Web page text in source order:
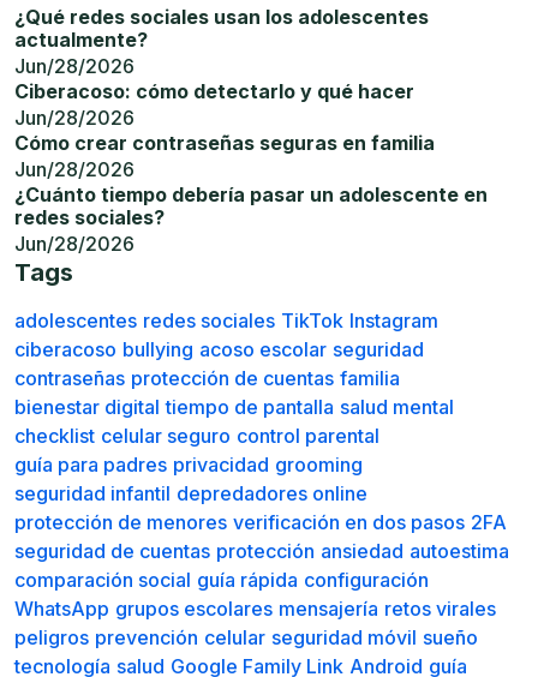
¿Qué redes sociales usan los adolescentes
actualmente?
Jun/28/2026
Ciberacoso: cómo detectarlo y qué hacer
Jun/28/2026
Cómo crear contraseñas seguras en familia
Jun/28/2026
¿Cuánto tiempo debería pasar un adolescente en
redes sociales?
Jun/28/2026
Tags
adolescentes redes sociales TikTok Instagram
ciberacoso bullying acoso escolar seguridad
contraseñas protección de cuentas familia
bienestar digital tiempo de pantalla salud mental
checklist celular seguro control parental
guía para padres privacidad grooming
seguridad infantil depredadores online
protección de menores verificación en dos pasos 2FA
seguridad de cuentas protección ansiedad autoestima
comparación social guía rápida configuración
WhatsApp grupos escolares mensajería retos virales
peligros prevención celular seguridad móvil sueño
tecnología salud Google Family Link Android guía